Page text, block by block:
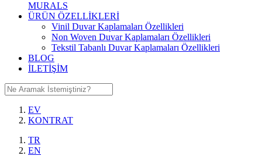
MURALS
ÜRÜN ÖZELLİKLERİ
Vinil Duvar Kaplamaları Özellikleri
Non Woven Duvar Kaplamaları Özellikleri
Tekstil Tabanlı Duvar Kaplamaları Özellikleri
BLOG
İLETİŞİM
EV
KONTRAT
TR
EN